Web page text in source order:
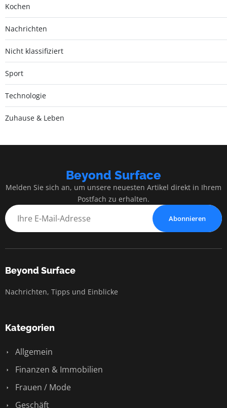
Kochen
Nachrichten
Nicht klassifiziert
Sport
Technologie
Zuhause & Leben
Beyond Surface
Melden Sie sich an, um unsere neuesten Artikel direkt in Ihrem
Postfach zu erhalten.
Abonnieren
Beyond Surface
Nachrichten, Tipps und Einblicke
Kategorien
Allgemein
Finanzen & Immobilien
Frauen / Mode
Geschäft